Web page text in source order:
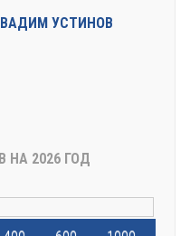
ВАДИМ УСТИНОВ
НА 2026 ГОД